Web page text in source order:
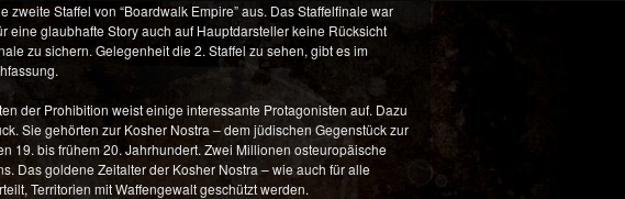
zweite Staffel von “Boardwalk Empire” aus. Das Staffelfinale war
eine glaubhafte Story auch auf Hauptdarsteller keine Rücksicht
zu sichern. Gelegenheit die 2. Staffel zu sehen, gibt es im
der Prohibition weist einige interessante Protagonisten auf. Dazu
Sie gehörten zur Kosher Nostra – dem jüdischen Gegenstück zur
19. bis frühem 20. Jahrhundert. Zwei Millionen osteuropäische
Das goldene Zeitalter der Kosher Nostra – wie auch für alle
Territorien mit Waffengewalt geschützt werden.